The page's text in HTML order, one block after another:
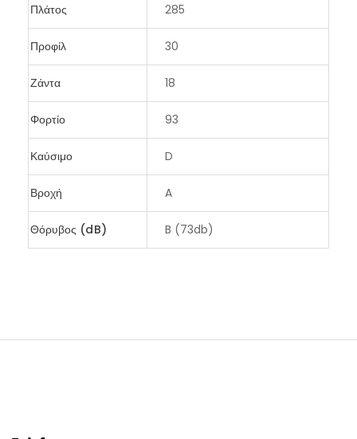
Πλάτος 285
Προφίλ 30
Ζάντα 18
Φορτίο 93
Καύσιμο D
Βροχή A
Θόρυβος (dB) B (73db)